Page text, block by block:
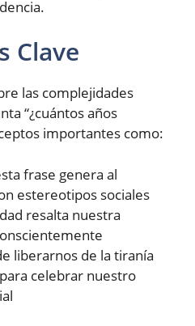
Clave
las complejidades
“¿cuántos años
importantes como:
frase genera al
estereotipos sociales
resalta nuestra
liberarnos de la tiranía
celebrar nuestro